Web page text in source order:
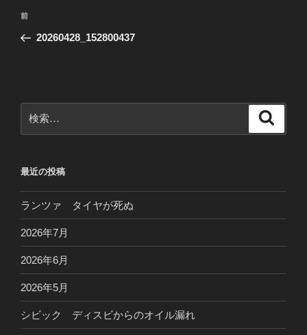
投
ナ
ー
シ
前
の
前
20260428_152800437
索:
最近の投稿
ランツァ タイヤが死ぬ
2026年7月
2026年6月
2026年5月
シビック ディスビからのオイル漏れ